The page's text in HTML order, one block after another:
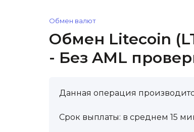
Обмен валют
Обмен Litecoin
- Без AML
Данная операция
Срок выплаты: в среднем 15